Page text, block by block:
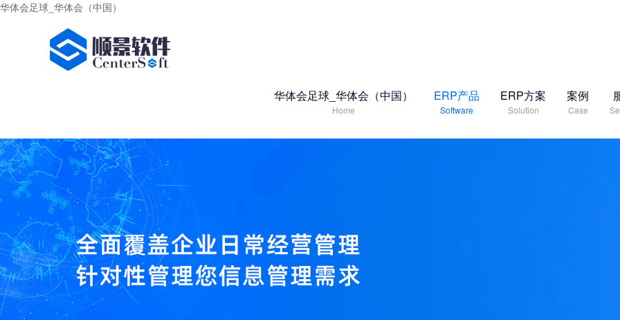
华体会足球_华体会（中国）
华体会足球_华体会（中国）
Home
ERP产品
Software
ERP方案
Solution
案例
Case